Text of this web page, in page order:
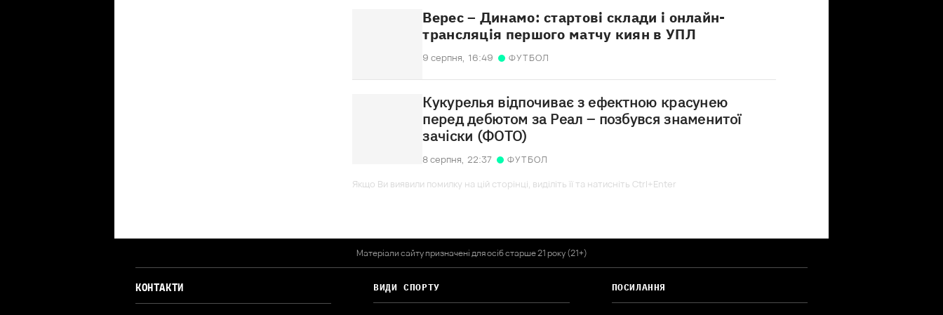
Верес – Динамо: стартові склади і онлайн-
трансляція першого матчу киян в УПЛ
9 серпня, 16:49 ФУТБОЛ
Кукурелья відпочиває з ефектною красунею
перед дебютом за Реал – позбувся знаменитої
зачіски (ФОТО)
8 серпня, 22:37
ФУТБОЛ
Якщо Ви виявили помилку на цій сторінці, виділіть її та натисніть Ctrl+Enter
Матеріали сайту призначені для осіб старше 21 року (21+)
КОНТАКТИ ВИДИ СПОРТУ ПОСИЛАННЯ